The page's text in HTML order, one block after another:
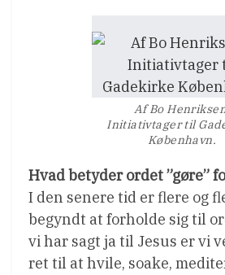
Af Bo
Initiativtager til
København.
Hvad betyder ordet ”gøre”
I den senere tid er flere og
begyndt at forholde sig til
vi har sagt ja til Jesus er vi
ret til at hvile, soake,